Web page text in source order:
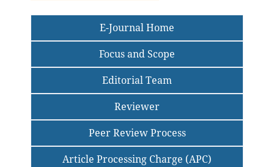
E-Journal Home
Focus and Scope
Editorial Team
Reviewer
Peer Review Process
Article Processing Charge (APC)